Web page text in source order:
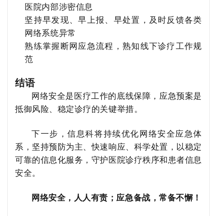
医院内部涉密信息
坚持早发现、早上报、早处置，及时反馈各类
网络系统异常
熟练掌握断网应急流程，熟知线下诊疗工作规
范
结语
网络安全是医疗工作的底线保障，应急预案是
抵御风险、稳定诊疗的关键举措。
下一步，信息科将持续优化网络安全应急体
系，坚持预防为主、快速响应、科学处置，以稳定
可靠的信息化服务，守护医院诊疗秩序和患者信息
安全。
网络安全，人人有责；应急备战，常备不懈！